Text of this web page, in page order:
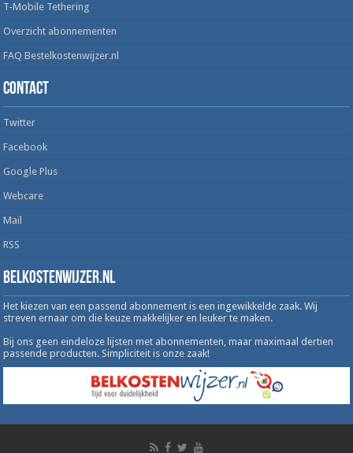
T-Mobile Tethering
Overzicht abonnementen
FAQ Bestelkostenwijzer.nl
Contact
Twitter
Facebook
Google Plus
Webcare
Mail
RSS
Belkostenwijzer.nl
Het kiezen van een passend abonnement is een ingewikkelde zaak. Wij
streven ernaar om die keuze makkelijker en leuker te maken.
Bij ons geen eindeloze lijsten met abonnementen, maar maximaal dertien
passende producten. Simpliciteit is onze zaak!